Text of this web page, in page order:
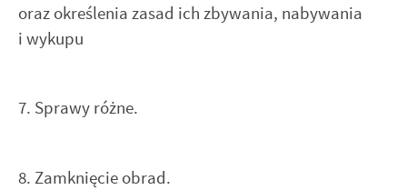
oraz określenia zasad ich zbywania, nabywania
i wykupu
7. Sprawy różne.
8. Zamknięcie obrad.